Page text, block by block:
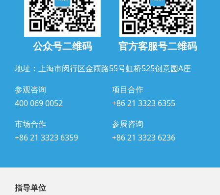
公众号二维码 官方客服号二维码
地址：上海市闵行区金雨路55号虹桥525创意园A座
参观咨询
400 069 0052
项目合作
+86 21 3323 6355
市场合作
+86 21 3323 6359
参展咨询
+86 21 3323 6236
指导单位